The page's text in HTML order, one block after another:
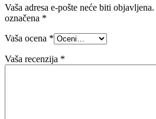
Vaša adresa e-pošte neće biti objavljena.
označena *
Vaša ocena *
Vaša recenzija *